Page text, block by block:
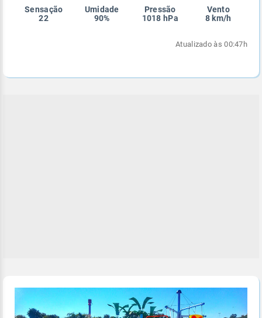
Sensação
22
Umidade
90%
Pressão
1018 hPa
Vento
8 km/h
Atualizado às 00:47h
Enviar
Enviar
Enviar
Enviar
Enviar